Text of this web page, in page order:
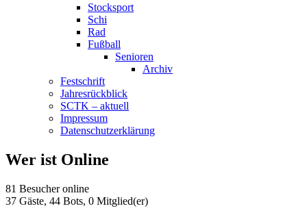
Stocksport
Schi
Rad
Fußball
Senioren
Archiv
Festschrift
Jahresrückblick
SCTK – aktuell
Impressum
Datenschutzerklärung
Wer ist Online
81 Besucher online
37 Gäste, 44 Bots, 0 Mitglied(er)